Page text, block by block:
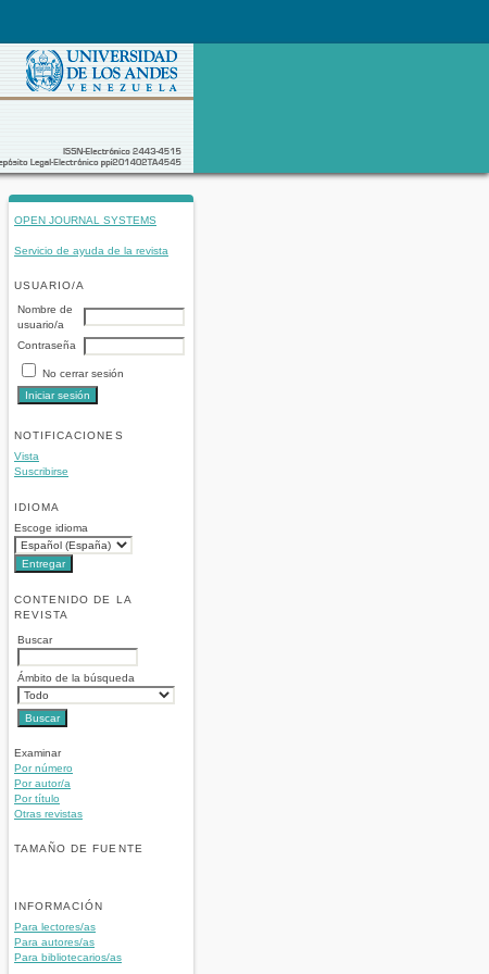
OPEN JOURNAL SYSTEMS
Servicio de ayuda de la revista
USUARIO/A
Nombre de
usuario/a
Contraseña
No cerrar sesión
NOTIFICACIONES
Vista
Suscribirse
IDIOMA
Escoge idioma
CONTENIDO DE LA
REVISTA
Buscar
Ámbito de la búsqueda
Examinar
Por número
Por autor/a
Por título
Otras revistas
TAMAÑO DE FUENTE
INFORMACIÓN
Para lectores/as
Para autores/as
Para bibliotecarios/as